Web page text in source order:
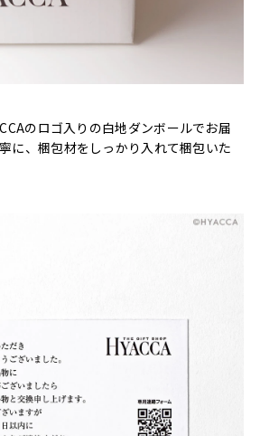
のロゴ入りの白地ダンボールでお届
に、梱包材をしっかり入れて梱包いた